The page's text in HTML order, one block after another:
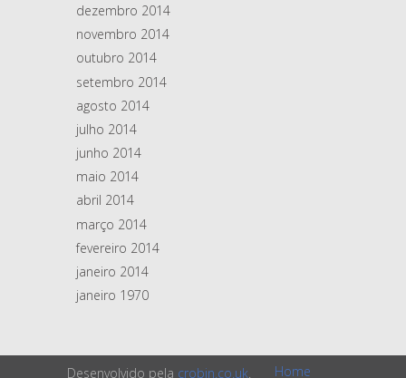
dezembro 2014
novembro 2014
outubro 2014
setembro 2014
agosto 2014
julho 2014
junho 2014
maio 2014
abril 2014
março 2014
fevereiro 2014
janeiro 2014
janeiro 1970
Desenvolvido pela crobin.co.uk. Home